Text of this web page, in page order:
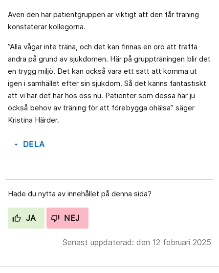
Även den här patientgruppen är viktigt att den får träning
konstaterar kollegorna.
”Alla vågar inte träna, och det kan finnas en oro att träffa
andra på grund av sjukdomen. Här på gruppträningen blir det
en trygg miljö. Det kan också vara ett sätt att komma ut
igen i samhället efter sin sjukdom. Så det känns fantastiskt
att vi har det här hos oss nu. Patienter som dessa har ju
också behov av träning för att förebygga ohälsa” säger
Kristina Härder.
arrow_drop_down DELA
Hade du nytta av innehållet på denna sida?
JA NEJ
Senast uppdaterad: den 12 februari 2025